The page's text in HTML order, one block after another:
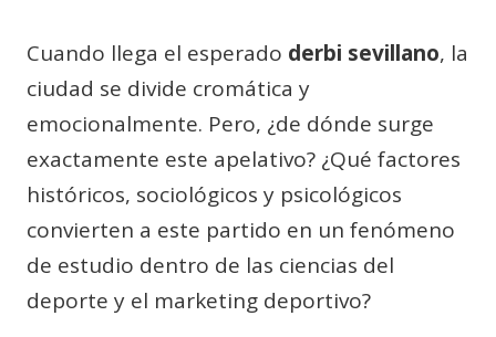
Cuando llega el esperado derbi sevillano, la
ciudad se divide cromática y
emocionalmente. Pero, ¿de dónde surge
exactamente este apelativo? ¿Qué factores
históricos, sociológicos y psicológicos
convierten a este partido en un fenómeno
de estudio dentro de las ciencias del
deporte y el marketing deportivo?